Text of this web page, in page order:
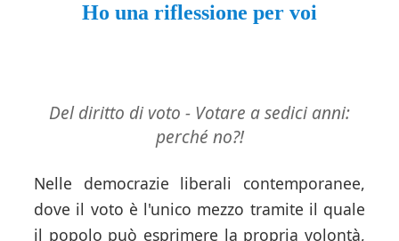
Ho una riflessione per voi
Del diritto di voto - Votare a sedici anni:
perché no?!
Nelle democrazie liberali contemporanee,
dove il voto è l'unico mezzo tramite il quale
il popolo può esprimere la propria volontà,